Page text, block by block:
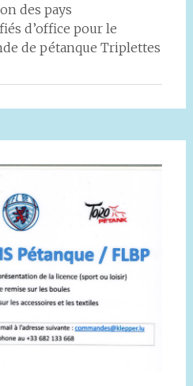
des pays
d’office pour le
de pétanque Triplettes